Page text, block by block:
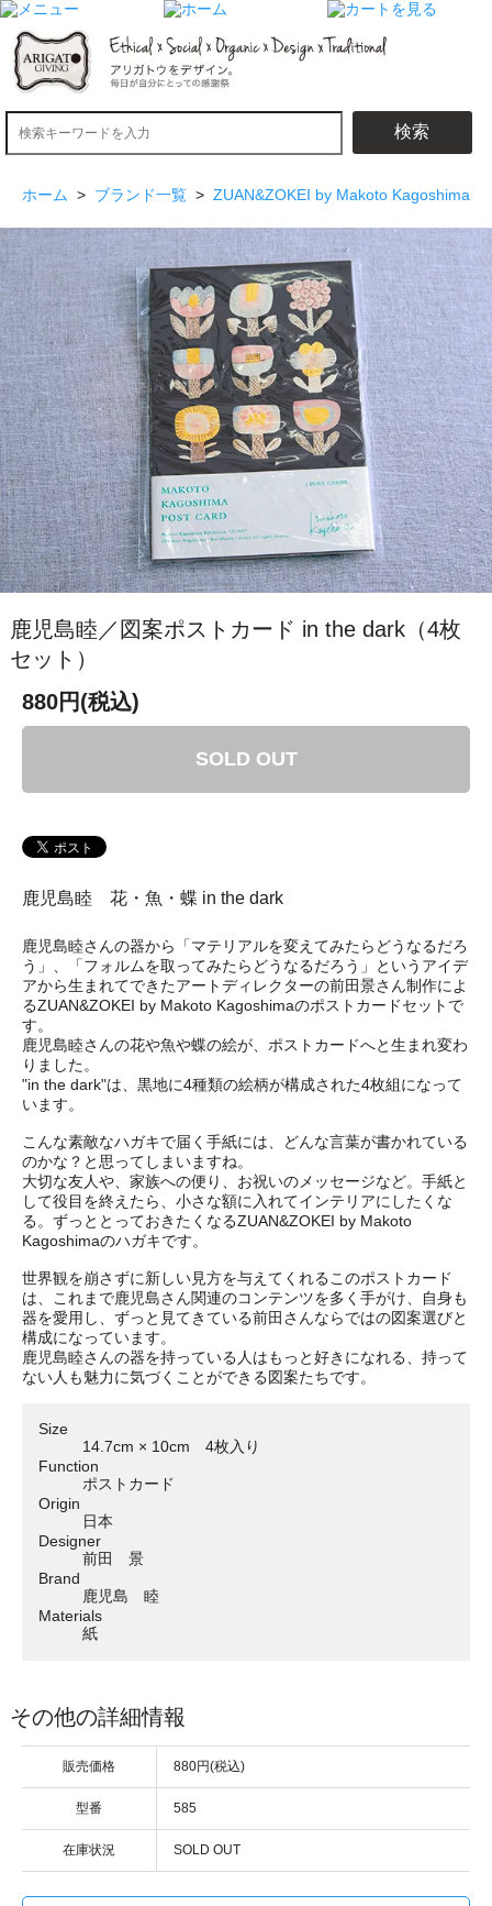
検索
ホーム > ブランド一覧 > ZUAN&ZOKEI by Makoto Kagoshima
鹿児島睦／図案ポストカード in the dark（4枚
セット）
880円(税込)
SOLD OUT
鹿児島睦 花・魚・蝶 in the dark
鹿児島睦さんの器から「マテリアルを変えてみたらどうなるだろ
う」、「フォルムを取ってみたらどうなるだろう」というアイデ
アから生まれてできたアートディレクターの前田景さん制作によ
るZUAN&ZOKEI by Makoto Kagoshimaのポストカードセットで
す。
鹿児島睦さんの花や魚や蝶の絵が、ポストカードへと生まれ変わ
りました。
"in the dark"は、黒地に4種類の絵柄が構成された4枚組になって
います。
こんな素敵なハガキで届く手紙には、どんな言葉が書かれている
のかな？と思ってしまいますね。
大切な友人や、家族への便り、お祝いのメッセージなど。手紙と
して役目を終えたら、小さな額に入れてインテリアにしたくな
る。ずっととっておきたくなるZUAN&ZOKEI by Makoto
Kagoshimaのハガキです。
世界観を崩さずに新しい見方を与えてくれるこのポストカード
は、これまで鹿児島さん関連のコンテンツを多く手がけ、自身も
器を愛用し、ずっと見てきている前田さんならではの図案選びと
構成になっています。
鹿児島睦さんの器を持っている人はもっと好きになれる、持って
ない人も魅力に気づくことができる図案たちです。
Size
14.7cm × 10cm 4枚入り
Function
ポストカード
Origin
日本
Designer
前田 景
Brand
鹿児島 睦
Materials
紙
その他の詳細情報
販売価格 880円(税込)
型番 585
在庫状況 SOLD OUT